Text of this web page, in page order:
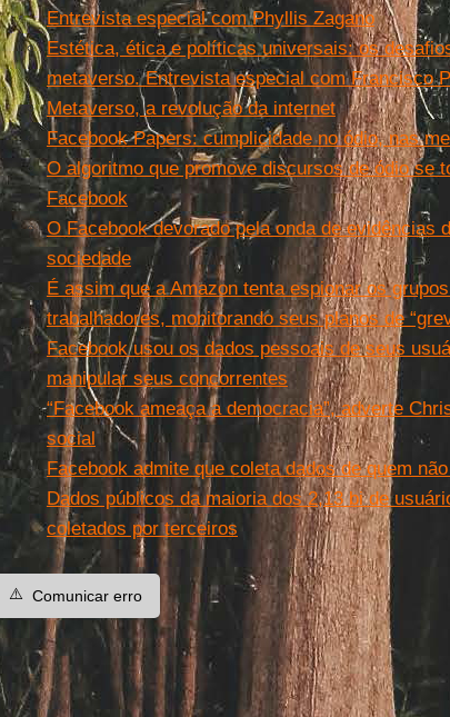
Entrevista especial com Phyllis Zagano
Estética, ética e políticas universais: os
metaverso. Entrevista especial com Francisco
Metaverso, a revolução da internet
Facebook Papers: cumplicidade no ódio, nas
O algoritmo que promove discursos de ódio se
Facebook
O Facebook devorado pela onda de evidências
sociedade
É assim que a Amazon tenta espionar os
trabalhadores, monitorando seus planos de
Facebook usou os dados pessoais de seus
manipular seus concorrentes
“Facebook ameaça a democracia”, adverte
social
Facebook admite que coleta dados de quem
Dados públicos da maioria dos 2,13 bi de
coletados por terceiros
⚠️ Comunicar erro